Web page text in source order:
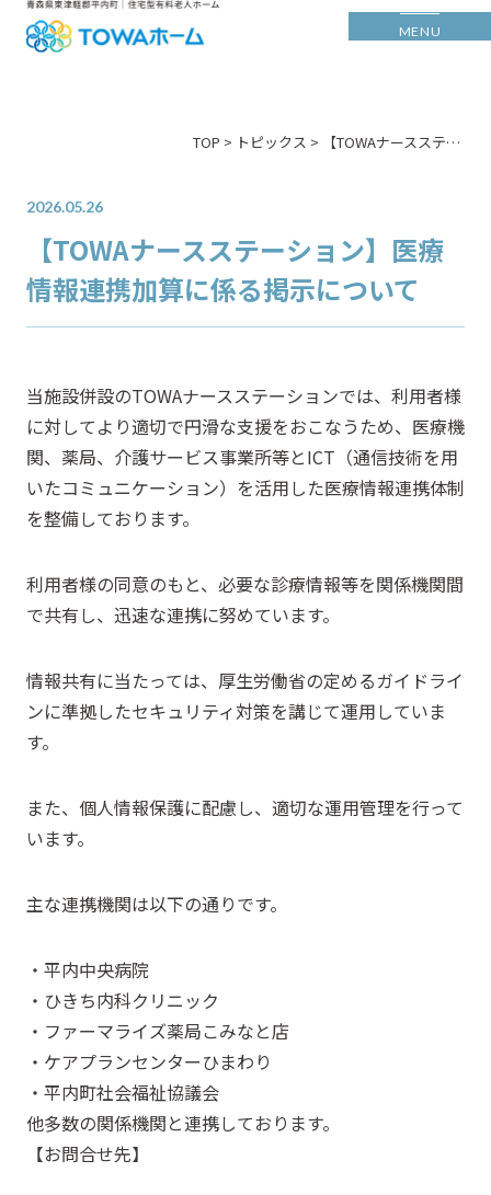
MENU
TOP > トピックス > 【TOWAナースステーション】医療情報連携加算に係る掲示について
2026.05.26
【TOWAナースステーション】医療
情報連携加算に係る掲示について
当施設併設のTOWAナースステーションでは、利用者様
に対してより適切で円滑な支援をおこなうため、医療機
関、薬局、介護サービス事業所等とICT（通信技術を用
いたコミュニケーション）を活用した医療情報連携体制
を整備しております。
利用者様の同意のもと、必要な診療情報等を関係機関間
で共有し、迅速な連携に努めています。
情報共有に当たっては、厚生労働省の定めるガイドライ
ンに準拠したセキュリティ対策を講じて運用していま
す。
また、個人情報保護に配慮し、適切な運用管理を行って
います。
主な連携機関は以下の通りです。
・平内中央病院
・ひきち内科クリニック
・ファーマライズ薬局こみなと店
・ケアプランセンターひまわり
・平内町社会福祉協議会
他多数の関係機関と連携しております。
【お問合せ先】